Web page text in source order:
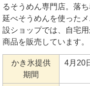
るそうめん専門店。落
延べそうめんを使った
設ショップでは、自宅
商品を販売しています。
かき氷提供
期間
4月20